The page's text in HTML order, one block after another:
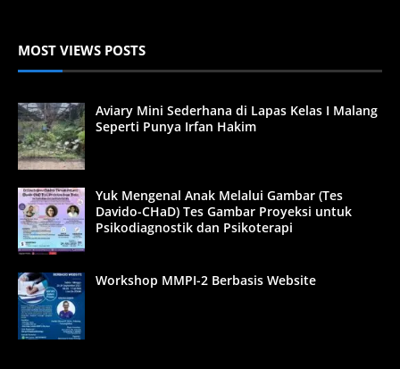
MOST VIEWS POSTS
Aviary Mini Sederhana di Lapas Kelas I Malang
Seperti Punya Irfan Hakim
Yuk Mengenal Anak Melalui Gambar (Tes
Davido-CHaD) Tes Gambar Proyeksi untuk
Psikodiagnostik dan Psikoterapi
Workshop MMPI-2 Berbasis Website